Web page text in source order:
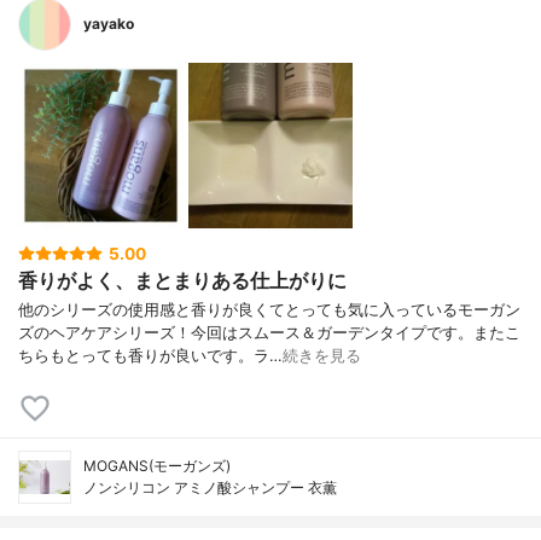
yayako
5.00
香りがよく、まとまりある仕上がりに
他のシリーズの使用感と香りが良くてとっても気に入っているモーガン
ズのヘアケアシリーズ！今回はスムース＆ガーデンタイプです。またこ
ちらもとっても香りが良いです。ラ…続きを見る
MOGANS(モーガンズ)
ノンシリコン アミノ酸シャンプー 衣薫